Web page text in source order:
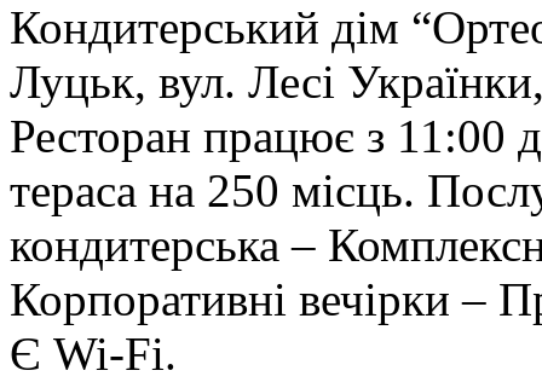
Кондитерський дім
Луцьк, вул. Лесі
Ресторан працює з 11:00
тераса на 250 місць.
кондитерська –
Корпоративні вечірки –
Є Wi-Fi.